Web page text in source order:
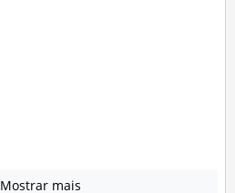
Mostrar mais